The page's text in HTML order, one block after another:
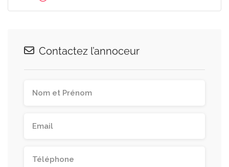
Contactez l’annoceur